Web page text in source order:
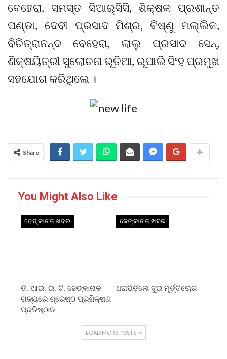
ବେହେରା, ସମସ୍ତ ସିଆର୍‌ସିସି, ଶିକ୍ଷକ ପ୍ରଶାନ୍ତ
ପଣ୍ଡା, ଦେବୀ ପ୍ରସାଦ ମିଶ୍ର, ବିଷ୍ଣୁ ମଲ୍ଲିକ,
ବିଚିତ୍ରାନନ୍ଦ ବେହେରା, ଲାଲୁ ପ୍ରସାଦ ସେନ୍‌,
ଶିକ୍ଷୟିତ୍ରୀ ସୁଲୋଚନା ଭୂତିଆ, ରୂପାଲି ସିଂହ ପ୍ରମୁଖ
ସହଯୋଗ କରିଥିଲେ ।
Share
You Might Also Like
ଢେଙ୍କାନାଳ ଖବର
ଡି. ଆଇ. ଇ. ଟି. ଢେଙ୍କାନାଳ
ରାଜ୍ୟରେ ଶ୍ରେଷ୍ଠ ପ୍ରଶିକ୍ଷଣ
ପ୍ରତିଷ୍ଠାନ
ଢେଙ୍କାନାଳ ଖବର
ଧରାପିଡ଼ିଲେ ଦୁଇ ମୂର୍ତ୍ତିଚୋର
LOAD MORE POSTS